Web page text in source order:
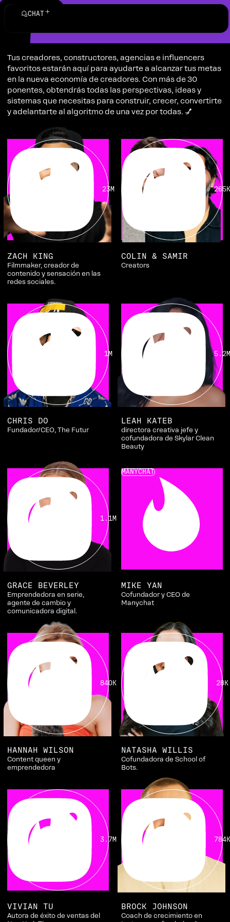
Menu
Speakers
Tus creadores, constructores, agencias e influencers
favoritos estarán aquí para ayudarte a alcanzar tus metas
en la nueva economía de creadores. Con más de 30
ponentes, obtendrás todas las perspectivas, ideas y
sistemas que necesitas para construir, crecer, convertirte
y adelantarte al algoritmo de una vez por todas. 💅
23M
ZACH KING
Filmmaker, creador de
contenido y sensación en las
redes sociales.
265K
COLIN & SAMIR
Creators
1M
CHRIS DO
Fundador/CEO, The Futur
5.2M
LEAH KATEB
directora creativa jefe y
cofundadora de Skylar Clean
Beauty
1.1M
GRACE BEVERLEY
Emprendedora en serie,
agente de cambio y
comunicadora digital.
MANYCHAT
MIKE YAN
Cofundador y CEO de
Manychat
840K
HANNAH WILSON
Content queen y
emprendedora
28K
NATASHA WILLIS
Cofundadora de School of
Bots.
3.7M
VIVIAN TU
Autora de éxito de ventas del
784K
BROCK JOHNSON
Coach de crecimiento en
SPEAKERS
CHAT